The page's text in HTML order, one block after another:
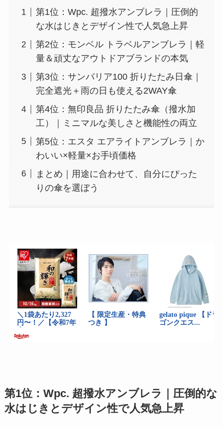
第1位：Wpc. 超撥水アンブレラ｜圧倒的
な水はじきとデザイン性で人気急上昇
第2位：モンベル トラベルアンブレラ｜軽
量＆頑丈なアウトドアブランドの本気
第3位：サンバリア100 折りたたみ日傘｜
完全遮光＋雨の日も使える2WAY傘
第4位：無印良品 折りたたみ傘（撥水加
工）｜ミニマルな美しさと機能性の両立
第5位：エスタ エアライトアンブレラ｜か
わいい×軽量×お手頃価格
まとめ｜用途に合わせて、自分にぴった
りの傘を選ぼう
第1位：Wpc. 超撥水アンブレラ｜圧倒的な
水はじきとデザイン性で人気急上昇